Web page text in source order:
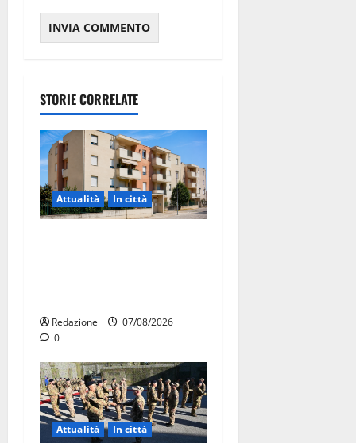
STORIE CORRELATE
Attualità In città
Redazione
07/08/2026
0
Attualità In città